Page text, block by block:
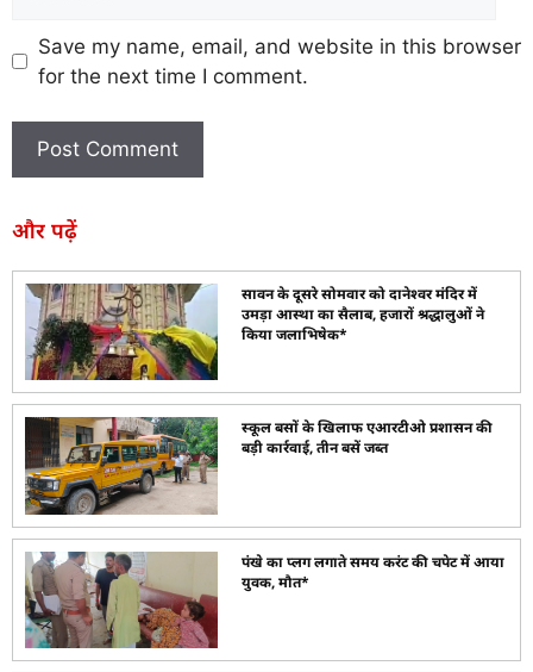
Save my name, email, and website in this browser
for the next time I comment.
और पढ़ें
सावन के दूसरे सोमवार को दानेश्वर मंदिर में
उमड़ा आस्था का सैलाब, हजारों श्रद्धालुओं ने
किया जलाभिषेक*
स्कूल बसों के खिलाफ एआरटीओ प्रशासन की
बड़ी कार्रवाई, तीन बसें जब्त
पंखे का प्लग लगाते समय करंट की चपेट में आया
युवक, मौत*